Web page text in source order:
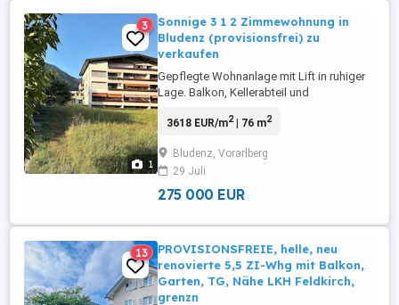
1
3
Sonnige 3 1 2 Zimmewohnung in
Bludenz (provisionsfrei) zu
verkaufen
Gepflegte Wohnanlage mit Lift in ruhiger
Lage. Balkon, Kellerabteil und
- Autobahnauffahrt, Bushaltestelle,
unmittelbarer Nähe.
3618 EUR/m2| 76 m2
Bludenz, Vorarlberg
29 Juli
275 000 EUR
13
PROVISIONSFREIE, helle, neu
renovierte 5,5 ZI-Whg mit Balkon,
Garten, TG, Nähe LKH Feldkirch,
grenzn